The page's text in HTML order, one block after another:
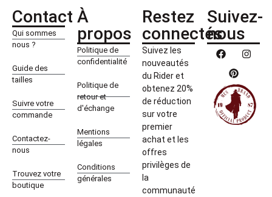
Contact
Qui sommes
nous ?
Guide des
tailles
Suivre votre
commande
Contactez-
nous
Trouvez votre
boutique
À
propos
Politique de
confidentialité
Politique de
retour et
d'échange
Mentions
légales
Conditions
générales
Restez
connectés
Suivez les
nouveautés
du Rider et
obtenez 20%
de réduction
sur votre
premier
achat et les
offres
privilèges de
la
communauté
Suivez-
nous